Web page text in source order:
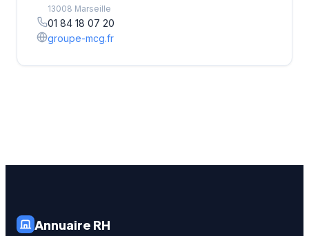
13008 Marseille
01 84 18 07 20
groupe-mcg.fr
Annuaire RH